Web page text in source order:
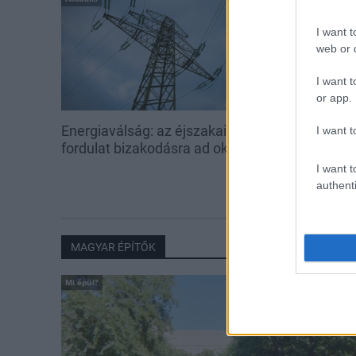
I want
web or
I want
or app.
I want
I want
Energiaválság: az éjszakai
fordulat bizakodásra ad okot
Paks: hétfőn
utolsó turbina
MAGYAR ÉPÍTŐK
Mi épül?